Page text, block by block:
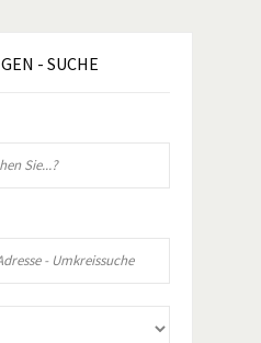
- SUCHE